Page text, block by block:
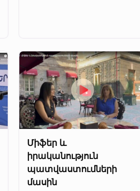
Միֆեր և
իրականություն
պատվաստումների
մասին